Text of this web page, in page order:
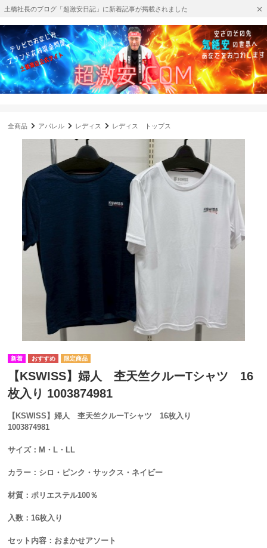
土橋社長のブログ「超激安日記」に新着記事が掲載されました
全商品 アパレル レディス レディス トップス
【KSWISS】婦人 杢天竺クルーTシャツ 16
枚入り 1003874981
【KSWISS】婦人 杢天竺クルーTシャツ 16枚入り
1003874981
サイズ：M・L・LL
カラー：シロ・ピンク・サックス・ネイビー
材質：ポリエステル100％
入数：16枚入り
セット内容：おまかせアソート